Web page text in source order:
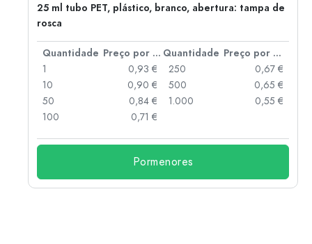
25 ml tubo PET, plástico, branco, abertura: tampa de
rosca
Quantidade Preço por peça Quantidade
Preço por peça
1
0,93 €
10
0,90 €
50
0,84 €
100
0,71 €
250
0,67 €
500
0,65 €
1.000
0,55 €
Pormenores